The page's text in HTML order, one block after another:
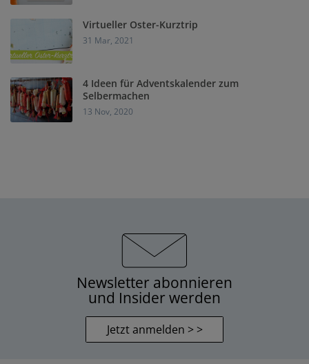
Virtueller Oster-Kurztrip
31 Mar, 2021
4 Ideen für Adventskalender zum
Selbermachen
13 Nov, 2020
Newsletter abonnieren
und Insider werden
Jetzt anmelden > >